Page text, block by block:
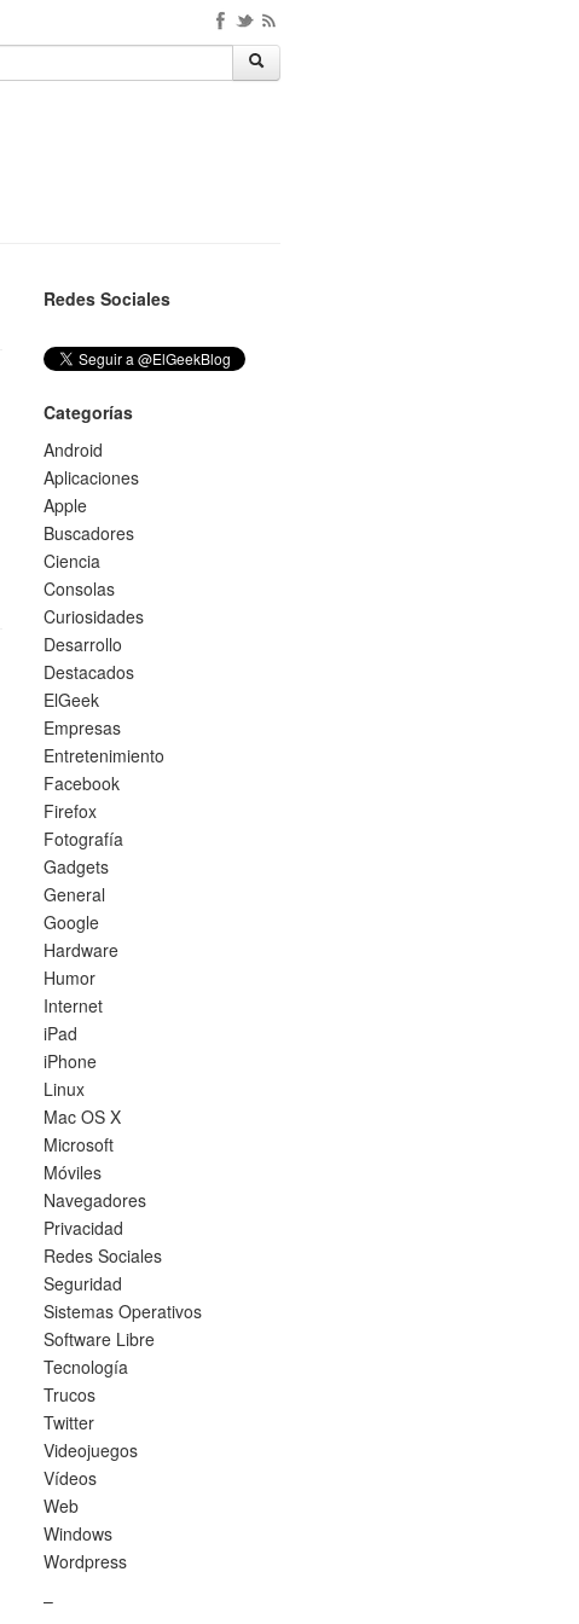
Redes Sociales
Categorías
Android
Aplicaciones
Apple
Buscadores
Ciencia
Consolas
Curiosidades
Desarrollo
Destacados
ElGeek
Empresas
Entretenimiento
Facebook
Firefox
Fotografía
Gadgets
General
Google
Hardware
Humor
Internet
iPad
iPhone
Linux
Mac OS X
Microsoft
Móviles
Navegadores
Privacidad
Redes Sociales
Seguridad
Sistemas Operativos
Software Libre
Tecnología
Trucos
Twitter
Videojuegos
Vídeos
Web
Windows
Wordpress
–